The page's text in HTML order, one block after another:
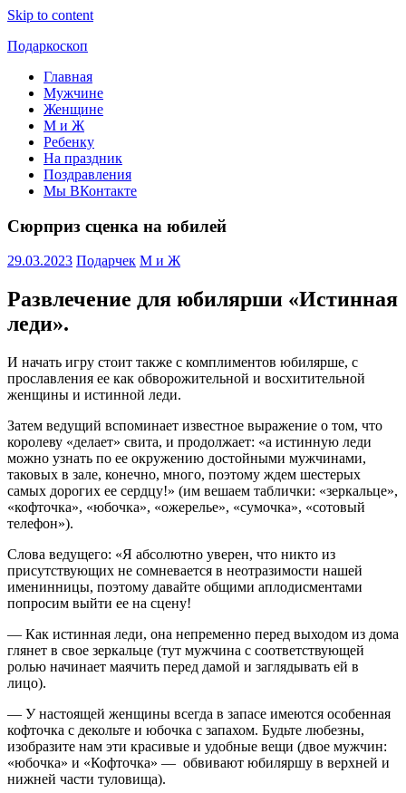
Skip to content
Подаркоскоп
Поможем
выбрать
подарить
Главная
Мужчине
Женщине
М и Ж
Ребенку
На праздник
Поздравления
Мы ВКонтакте
Сюрприз сценка на юбилей
29.03.2023 Подарчек М и Ж
Развлечение для юбилярши «Истинная
леди».
И начать игру стоит также с комплиментов юбилярше, с
прославления ее как обворожительной и восхитительной
женщины и истинной леди.
Затем ведущий вспоминает известное выражение о том, что
королеву «делает» свита, и продолжает: «а истинную леди
можно узнать по ее окружению достойными мужчинами,
таковых в зале, конечно, много, поэтому ждем шестерых
самых дорогих ее сердцу!» (им вешаем таблички: «зеркальце»,
«кофточка», «юбочка», «ожерелье», «сумочка», «сотовый
телефон»).
Слова ведущего: «Я абсолютно уверен, что никто из
присутствующих не сомневается в неотразимости нашей
именинницы, поэтому давайте общими аплодисментами
попросим выйти ее на сцену!
— Как истинная леди, она непременно перед выходом из дома
глянет в свое зеркальце (тут мужчина с соответствующей
ролью начинает маячить перед дамой и заглядывать ей в
лицо).
— У настоящей женщины всегда в запасе имеются особенная
кофточка с декольте и юбочка с запахом. Будьте любезны,
изобразите нам эти красивые и удобные вещи (двое мужчин:
«юбочка» и «Кофточка» — обвивают юбиляршу в верхней и
нижней части туловища).